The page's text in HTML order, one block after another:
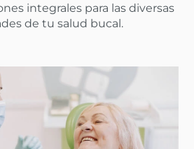
integrales para las diversas
de tu salud bucal.